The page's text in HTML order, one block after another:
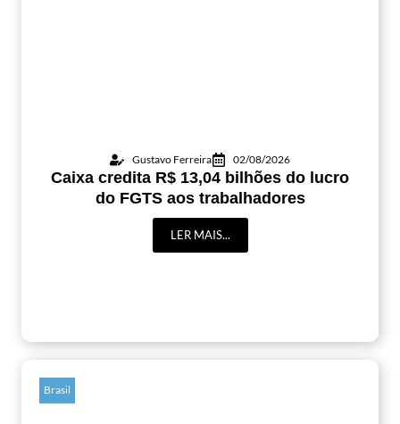
Gustavo Ferreira 02/08/2026
Caixa credita R$ 13,04 bilhões do lucro
do FGTS aos trabalhadores
LER MAIS...
Brasil